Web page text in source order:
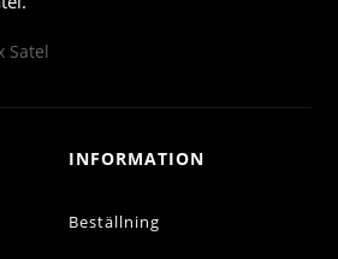
INFORMATION
Beställning